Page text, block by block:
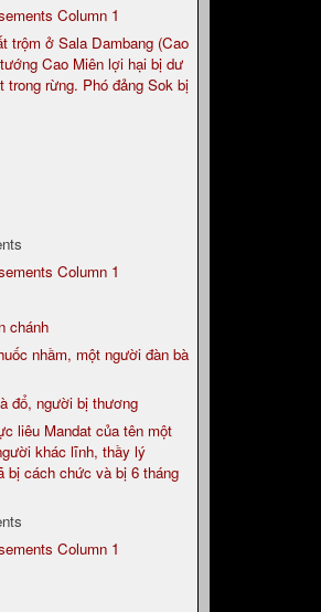
Column 1
trộm ở Sala Dambang (Cao
Cao Miên lợi hại bị dư
trong rừng. Phó đảng Sok bị
Column 1
chánh
nhầm, một người đàn bà
đổ, người bị thương
liêu Mandat của tên một
khác lĩnh, thầy lý
bị cách chức và bị 6 tháng
Column 1